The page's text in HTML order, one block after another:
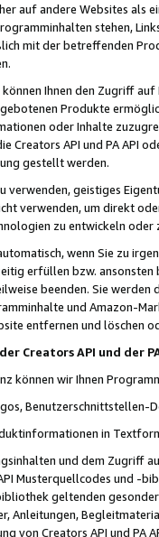
auf andere Websites als
stehen,
mit der betreffenden
Ihnen den Zugriff
Produkte
oder Inhalte
Creators API und PA API
gestellt werden.
geistiges
verwenden, um direkt
zu entwickeln
wenn Sie zu
erfüllen bzw. ansonsten
beenden. Sie werden
und Amazon-
entfernen und löschen
Creators API und der
können wir Ihnen
Benutzerschnittstellen-
in
und dem Zugriff
Musterquellcodes und
geltenden
Anleitungen,
von Creators API und PA